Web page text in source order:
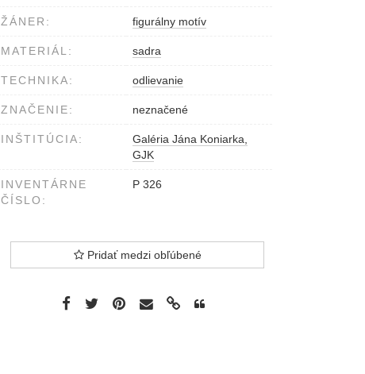
ŽÁNER: figurálny motív
MATERIÁL: sadra
TECHNIKA: odlievanie
ZNAČENIE: neznačené
INŠTITÚCIA:
Galéria Jána Koniarka,
GJK
INVENTÁRNE
ČÍSLO:
P 326
Pridať medzi obľúbené